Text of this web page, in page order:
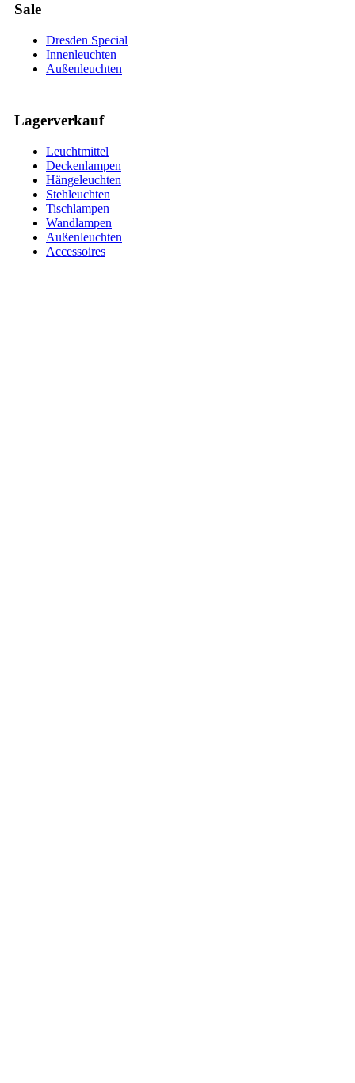
Sale
Dresden Special
Innenleuchten
Außenleuchten
Lagerverkauf
Leuchtmittel
Deckenlampen
Hängeleuchten
Stehleuchten
Tischlampen
Wandlampen
Außenleuchten
Accessoires